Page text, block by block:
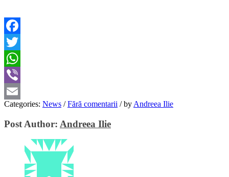
Facebook
Twitter
WhatsApp
Viber
Email
Categories: News / Fără comentarii /by Andreea Ilie
Post Author: Andreea Ilie